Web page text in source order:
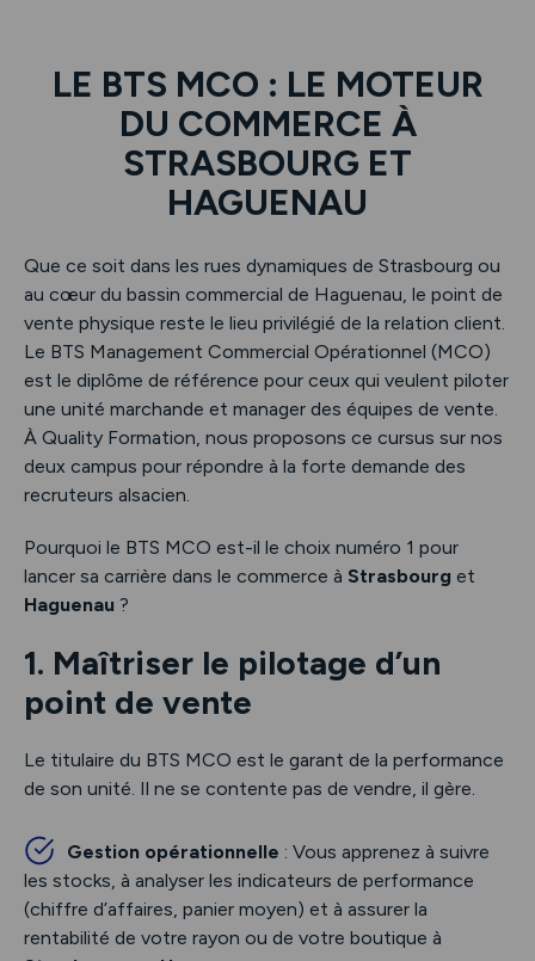
LE BTS MCO : LE MOTEUR
DU COMMERCE À
STRASBOURG ET
HAGUENAU
Que ce soit dans les rues dynamiques de Strasbourg ou
au cœur du bassin commercial de Haguenau, le point de
vente physique reste le lieu privilégié de la relation client.
Le BTS Management Commercial Opérationnel (MCO)
est le diplôme de référence pour ceux qui veulent piloter
une unité marchande et manager des équipes de vente.
À Quality Formation, nous proposons ce cursus sur nos
deux campus pour répondre à la forte demande des
recruteurs alsacien.
Pourquoi le BTS MCO est-il le choix numéro 1 pour
lancer sa carrière dans le commerce à Strasbourg et
Haguenau ?
1. Maîtriser le pilotage d’un
point de vente
Le titulaire du BTS MCO est le garant de la performance
de son unité. Il ne se contente pas de vendre, il gère.
Gestion opérationnelle : Vous apprenez à suivre
les stocks, à analyser les indicateurs de performance
(chiffre d’affaires, panier moyen) et à assurer la
rentabilité de votre rayon ou de votre boutique à